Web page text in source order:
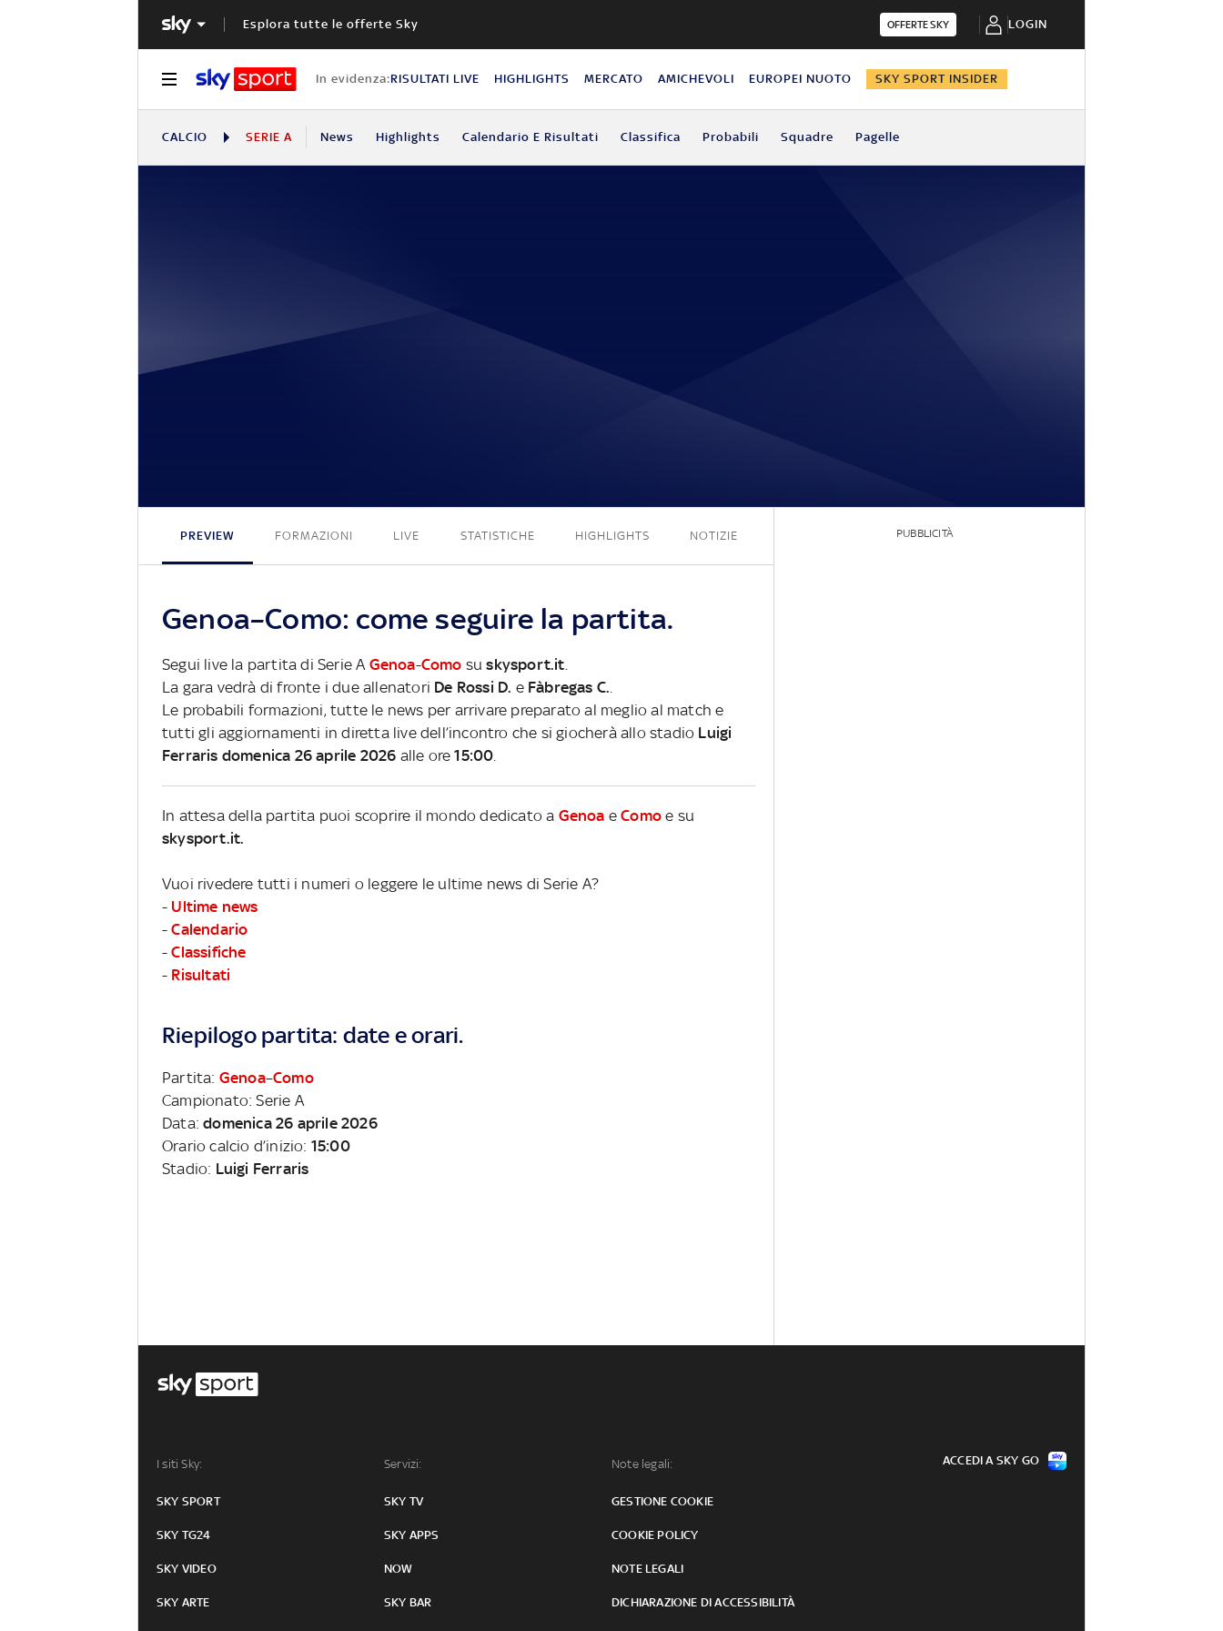
Esplora tutte le offerte Sky OFFERTE SKY LOGIN
In evidenza:RISULTATI LIVE HIGHLIGHTS MERCATO AMICHEVOLI EUROPEI NUOTO SKY SPORT INSIDER
CALCIO SERIE A News Highlights Calendario E Risultati Classifica Probabili Squadre Pagelle
PREVIEW FORMAZIONI LIVE STATISTICHE HIGHLIGHTS NOTIZIE
Genoa–Como: come seguire la partita.
Segui live la partita di Serie A Genoa-Como suskysport.it
La gara vedrà di fronte i due allenatori De Rossi D. e Fàbregas C.
Le probabili formazioni, tutte le news per arrivare preparato al meglio al match e
tutti gli aggiornamenti in diretta live dell’incontro che si giocherà allo stadio Luigi
Ferraris domenica 26 aprile 2026 alle ore15:00
In attesa della partita puoi scoprire il mondo dedicato a Genoa eComo e su
skysport.it.
Vuoi rivedere tutti i numeri o leggere le ultime news di Serie A?
- Ultime news
-Calendario
-Classifiche
- Risultati
Riepilogo partita: date e orari.
Partita: Genoa–Como
Campionato: Serie A
Data:domenica 26 aprile 2026
Orario calcio d’inizio: 15:00
Stadio: Luigi Ferraris
PUBBLICITÀ
I siti Sky:
SKY SPORT
SKY TG24
SKY VIDEO
SKY ARTE
Servizi:
SKY TV
SKY APPS
NOW
SKY BAR
Note legali:
GESTIONE COOKIE
COOKIE POLICY
NOTE LEGALI
DICHIARAZIONE DI ACCESSIBILITÀ
ACCEDI A SKY GO